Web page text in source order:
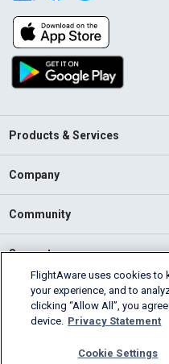
Products & Services
Company
Community
Support
English (USA)
2026 FlightAware
FlightAware uses cookies to
your experience, and to
clicking “Allow All”, you
device. Privacy Statement
Cookie Settings